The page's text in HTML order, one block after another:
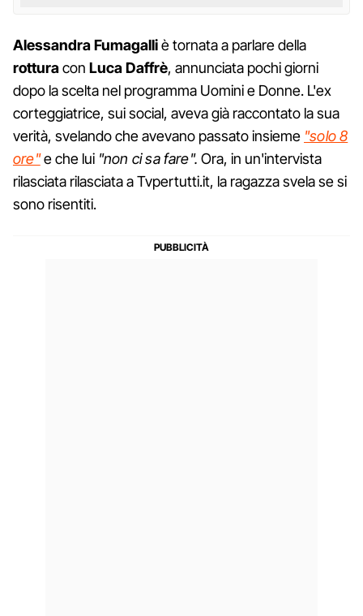
AlessandraFumagalliè tornata a parlare della
rotturacon Luca Daffrè, annunciata pochi giorni
dopo la scelta nel programma Uomini e Donne. L'ex
corteggiatrice, sui social, aveva già raccontato la sua
verità, svelando che avevano passato insieme "solo 8
ore" e che lui "non ci sa fare". Ora, in un'intervista
rilasciata rilasciata a Tvpertutti.it, la ragazza svela se si
sono risentiti.